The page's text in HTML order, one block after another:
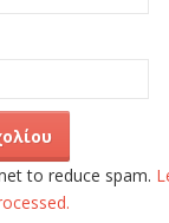
to reduce spam.